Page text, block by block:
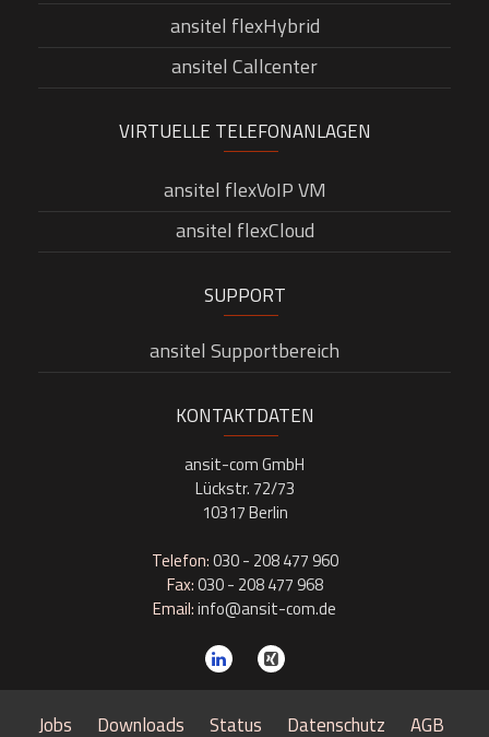
ansitel flexHybrid
ansitel Callcenter
VIRTUELLE TELEFONANLAGEN
ansitel flexVoIP VM
ansitel flexCloud
SUPPORT
ansitel Supportbereich
KONTAKTDATEN
ansit-com GmbH
Lückstr. 72/73
10317 Berlin
Telefon:030 - 208 477 960
Fax:030 - 208 477 968
Email:info@ansit-com.de
Jobs Downloads Status Datenschutz AGB